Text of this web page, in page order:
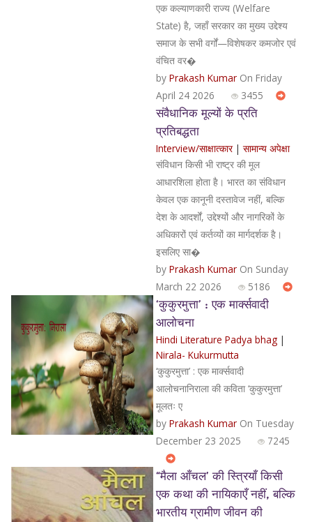
एक कल्याणकारी राज्य (Welfare
State) है, जहाँ सरकार का मुख्य उद्देश्य
समाज के सभी वर्गों—विशेषकर कमजोर एवं
वंचित वर�
by Prakash KumarOn Friday
April 24 2026
3455
संवैधानिक मूल्यों के प्रति
प्रतिबद्धता
Interview/साक्षात्कार| सामान्य अपेक्षा
संविधान किसी भी राष्ट्र की मूल
आधारशिला होता है। भारत का संविधान
केवल एक कानूनी दस्तावेज नहीं, बल्कि
देश के आदर्शों, उद्देश्यों और नागरिकों के
अधिकारों एवं कर्तव्यों का मार्गदर्शक है।
इसलिए सा�
by Prakash KumarOn Sunday
March 22 2026
5186
‘कुकुरमुत्ता’ : एक मार्क्सवादी
आलोचना
Hindi Literature Padya bhag|
Nirala- Kukurmutta
‘कुकुरमुत्ता’ : एक मार्क्सवादी
आलोचनानिराला की कविता ‘कुकुरमुत्ता’
मूलतः ए
by Prakash KumarOn Tuesday
December 23 2025
7245
“मैला आँचल’ की स्त्रियाँ किसी
एक कथा की नायिकाएँ नहीं, बल्कि
भारतीय ग्रामीण जीवन की